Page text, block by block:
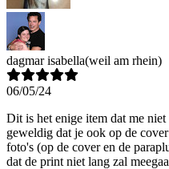
dagmar isabella(weil am rhein)
06/05/24
Dit is het enige item dat me
geweldig dat je ook op de
foto's (op de cover en de
dat de print niet lang zal